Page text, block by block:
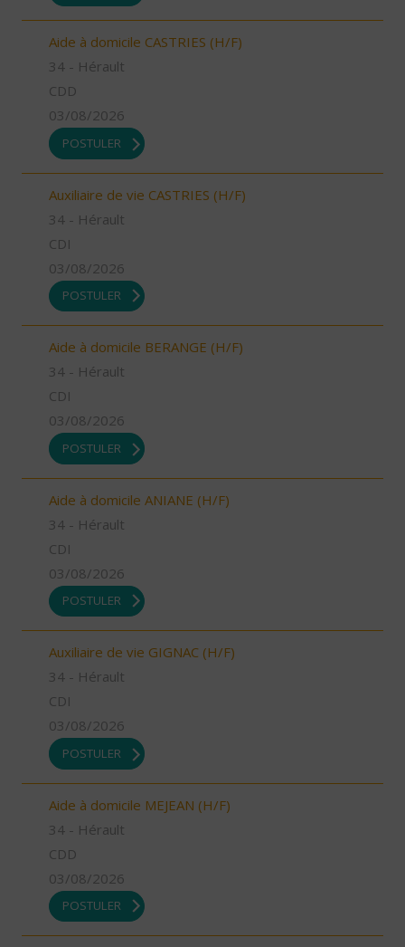
Aide à domicile CASTRIES (H/F)
34 - Hérault
CDD
03/08/2026
POSTULER
Auxiliaire de vie CASTRIES (H/F)
34 - Hérault
CDI
03/08/2026
POSTULER
Aide à domicile BERANGE (H/F)
34 - Hérault
CDI
03/08/2026
POSTULER
Aide à domicile ANIANE (H/F)
34 - Hérault
CDI
03/08/2026
POSTULER
Auxiliaire de vie GIGNAC (H/F)
34 - Hérault
CDI
03/08/2026
POSTULER
Aide à domicile MEJEAN (H/F)
34 - Hérault
CDD
03/08/2026
POSTULER